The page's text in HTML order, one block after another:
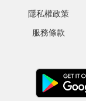
隱私權政策
服務條款